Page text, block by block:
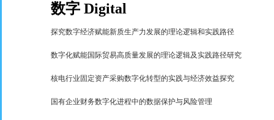
数字Digital
探究数字经济赋能新质生产力发展的理论逻辑和实践路径
数字化赋能国际贸易高质量发展的理论逻辑及实践路径研究
核电行业固定资产采购数字化转型的实践与经济效益探究
国有企业财务数字化进程中的数据保护与风险管理